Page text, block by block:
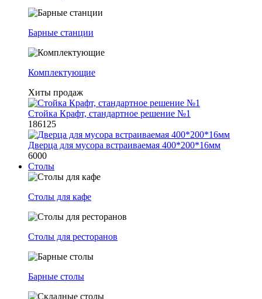
Барные станции
Комплектующие
Хиты продаж
Стойка Крафт, стандартное решение №1
186125
Дверца для мусора встраиваемая 400*200*16мм
6000
Столы
Столы для кафе
Столы для ресторанов
Барные столы